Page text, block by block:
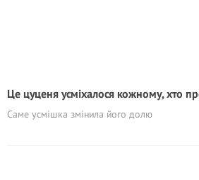
Це цуценя усміхалося кожному, хто
Саме усмішка змінила його долю